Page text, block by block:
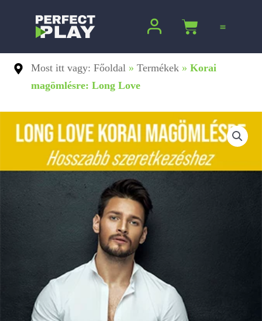
tartalomra
Kosár
Most itt vagy: Főoldal» Termékek» Korai
magömlésre: Long Love